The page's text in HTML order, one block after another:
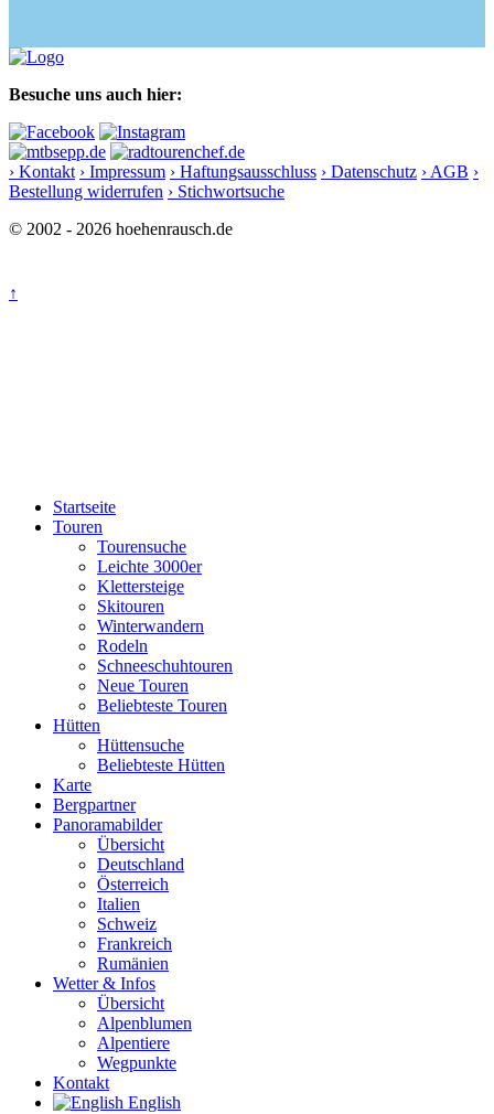
Besuche uns auch hier:
› Kontakt › Impressum › Haftungsausschluss › Datenschutz › AGB ›
Bestellung widerrufen › Stichwortsuche
© 2002 - 2026 hoehenrausch.de
↑
Startseite
Touren
Tourensuche
Leichte 3000er
Klettersteige
Skitouren
Winterwandern
Rodeln
Schneeschuhtouren
Neue Touren
Beliebteste Touren
Hütten
Hüttensuche
Beliebteste Hütten
Karte
Bergpartner
Panoramabilder
Übersicht
Deutschland
Österreich
Italien
Schweiz
Frankreich
Rumänien
Wetter & Infos
Übersicht
Alpenblumen
Alpentiere
Wegpunkte
Kontakt
English